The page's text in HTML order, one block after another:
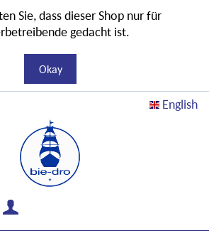
English
Sie, dass dieser Shop nur für
gedacht ist.
Okay